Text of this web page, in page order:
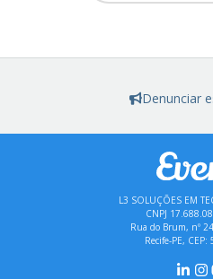
Denunciar
L3 SOLUÇÕES EM
CNPJ
Rua do Brum, nº
Recife-PE,